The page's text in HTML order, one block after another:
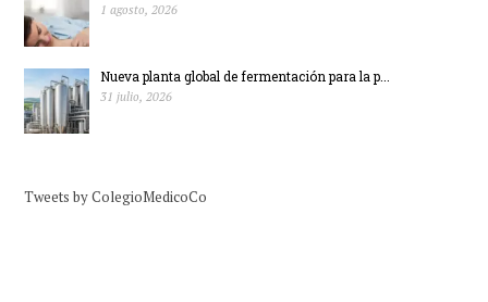
1 agosto, 2026
Nueva planta global de fermentación para la p...
31 julio, 2026
Tweets by ColegioMedicoCo